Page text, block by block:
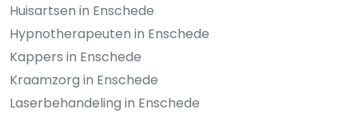
Huisartsen in Enschede
Hypnotherapeuten in Enschede
Kappers in Enschede
Kraamzorg in Enschede
Laserbehandeling in Enschede